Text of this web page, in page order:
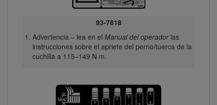
93-7818
Advertencia – lea en el Manual del operadorlas
instrucciones sobre el apriete del perno/tuerca de la
cuchilla a 115–149 N·m.